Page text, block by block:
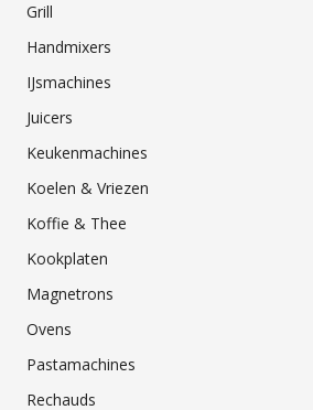
Grill
Handmixers
IJsmachines
Juicers
Keukenmachines
Koelen & Vriezen
Koffie & Thee
Kookplaten
Magnetrons
Ovens
Pastamachines
Rechauds